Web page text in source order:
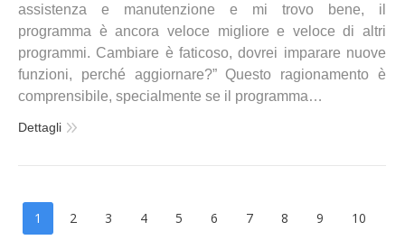
assistenza e manutenzione e mi trovo bene, il
programma è ancora veloce migliore e veloce di altri
programmi. Cambiare è faticoso, dovrei imparare nuove
funzioni, perché aggiornare?” Questo ragionamento è
comprensibile, specialmente se il programma…
Dettagli
1 2 3 4 5 6 7 8 9
10